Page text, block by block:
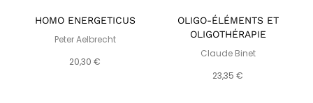
HOMO ENERGETICUS
Peter Aelbrecht
20,30 €
OLIGO-ÉLÉMENTS ET
OLIGOTHÉRAPIE
Claude Binet
23,35 €